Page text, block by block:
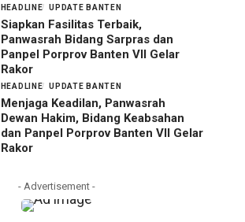
HEADLINE UPDATE BANTEN
Siapkan Fasilitas Terbaik,
Panwasrah Bidang Sarpras dan
Panpel Porprov Banten VII Gelar
Rakor
HEADLINE UPDATE BANTEN
Menjaga Keadilan, Panwasrah
Dewan Hakim, Bidang Keabsahan
dan Panpel Porprov Banten VII Gelar
Rakor
- Advertisement -